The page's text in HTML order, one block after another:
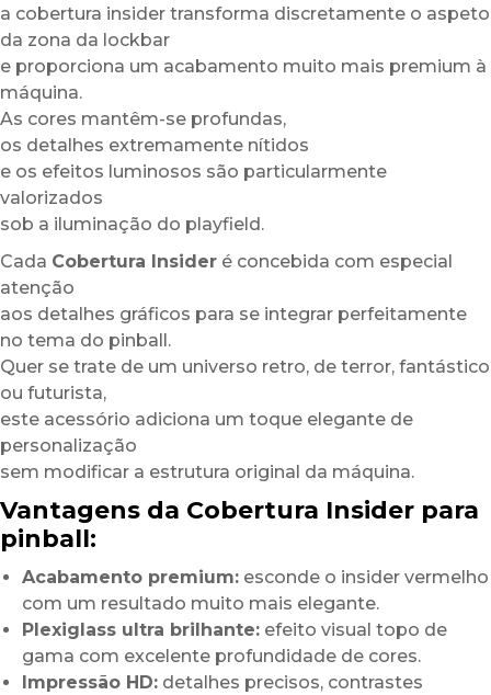
a cobertura insider transforma discretamente o aspeto
da zona da lockbar
e proporciona um acabamento muito mais premium à
máquina.
As cores mantêm-se profundas,
os detalhes extremamente nítidos
e os efeitos luminosos são particularmente
valorizados
sob a iluminação do playfield.
Cada Cobertura Insider é concebida com especial
atenção
aos detalhes gráficos para se integrar perfeitamente
no tema do pinball.
Quer se trate de um universo retro, de terror, fantástico
ou futurista,
este acessório adiciona um toque elegante de
personalização
sem modificar a estrutura original da máquina.
Vantagens da Cobertura Insider para
pinball:
Acabamento premium: esconde o insider vermelho
com um resultado muito mais elegante.
Plexiglass ultra brilhante: efeito visual topo de
gama com excelente profundidade de cores.
Impressão HD: detalhes precisos, contrastes